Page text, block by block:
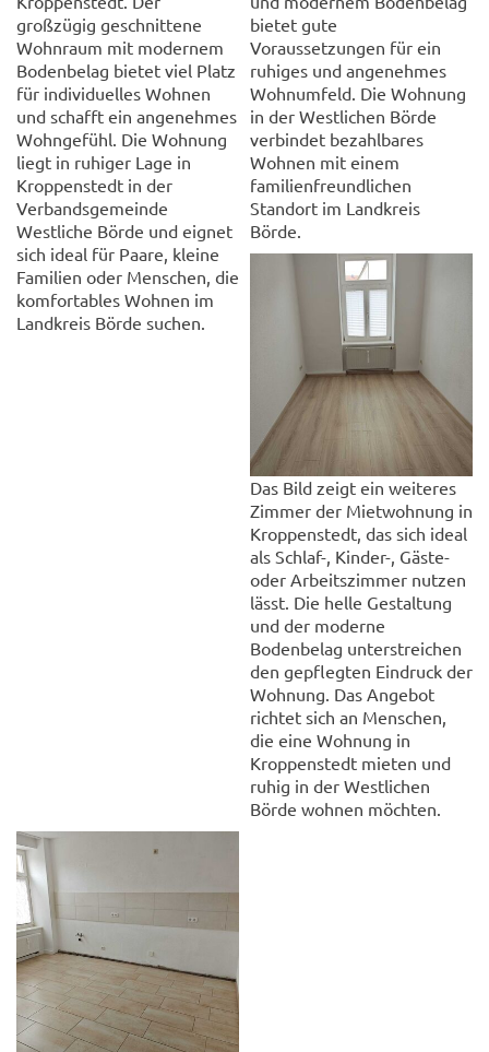
großzügig geschnittene
Wohnraum mit modernem
Bodenbelag bietet viel Platz
für individuelles Wohnen
und schafft ein angenehmes
Wohngefühl. Die Wohnung
liegt in ruhiger Lage in
Kroppenstedt in der
Verbandsgemeinde
Westliche Börde und eignet
sich ideal für Paare, kleine
Familien oder Menschen, die
komfortables Wohnen im
Landkreis Börde suchen.
bietet gute
Voraussetzungen für ein
ruhiges und angenehmes
Wohnumfeld. Die Wohnung
in der Westlichen Börde
verbindet bezahlbares
Wohnen mit einem
familienfreundlichen
Standort im Landkreis
Börde.
Das Bild zeigt ein weiteres
Zimmer der Mietwohnung in
Kroppenstedt, das sich ideal
als Schlaf-, Kinder-, Gäste-
oder Arbeitszimmer nutzen
lässt. Die helle Gestaltung
und der moderne
Bodenbelag unterstreichen
den gepflegten Eindruck der
Wohnung. Das Angebot
richtet sich an Menschen,
die eine Wohnung in
Kroppenstedt mieten und
ruhig in der Westlichen
Börde wohnen möchten.